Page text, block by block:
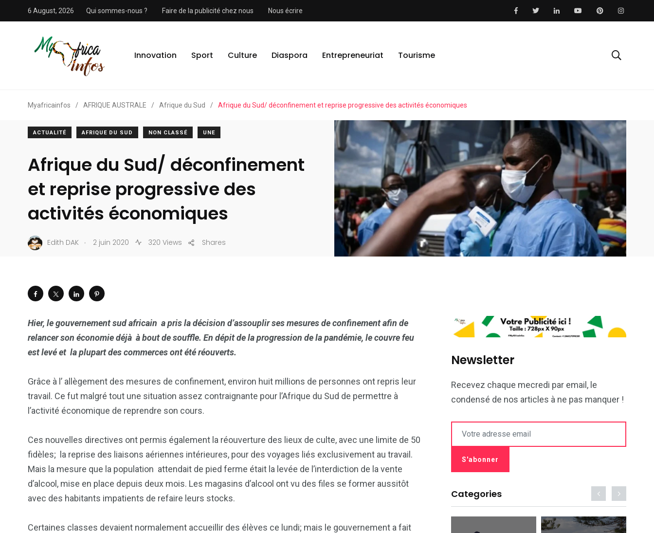
6 August, 2026 Qui sommes-nous ? Faire de la publicité chez nous Nous écrire
Innovation Sport Culture Diaspora Entrepreneuriat Tourisme
Myafricainfos / AFRIQUE AUSTRALE / Afrique du Sud / Afrique du Sud/ déconfinement et reprise progressive des activités économiques
ACTUALITÉ AFRIQUE DU SUD NON CLASSÉ UNE
Afrique du Sud/ déconfinement
et reprise progressive des
activités économiques
Edith DAK . 2 juin 2020 320 Views Shares
Hier, le gouvernement sud africain a pris la décision d’assouplir ses mesures de confinement afin de
relancer son économie déjà à bout de souffle. En dépit de la progression de la pandémie, le couvre feu
est levé et la plupart des commerces ontétéréouverts.
Grâce à l’ allègement des mesures de confinement, environ huit millions de personnes ont repris leur
travail. Ce fut malgré tout une situation assez contraignante pour l’Afrique du Sud de permettre à
l’activité économique de reprendre son cours.
Ces nouvelles directives ont permis également la réouverture des lieux de culte, avec une limite de 50
fidèles; la reprise des liaisons aériennes intérieures, pour des voyages liés exclusivement au travail.
Mais la mesure que la population attendait de pied ferme était la levée de l’interdiction de la vente
d’alcool, mise en place depuis deux mois. Les magasins d’alcool ont vu des files se former aussitôt
avec des habitants impatients de refaire leurs stocks.
Certaines classes devaient normalement accueillir des élèves ce lundi; mais le gouvernement a fait
Newsletter
Recevez chaque mecredi par email, le
condensé de nos articles à ne pas manquer !
Categories